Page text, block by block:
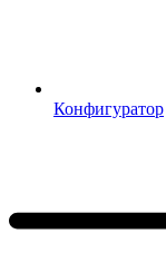
Конфигуратор